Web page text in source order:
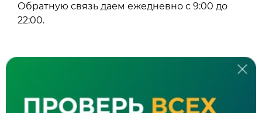
Обратную связь даем ежедневно с 9:00 до
22:00.